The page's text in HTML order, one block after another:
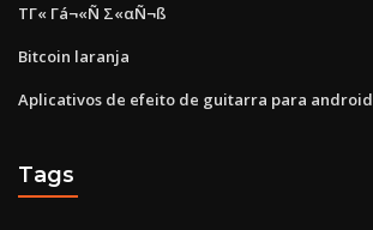
ΤΓ« Γá¬«Ñ Σ«αÑ¬ß
Bitcoin laranja
Aplicativos de efeito de guitarra para android
Tags